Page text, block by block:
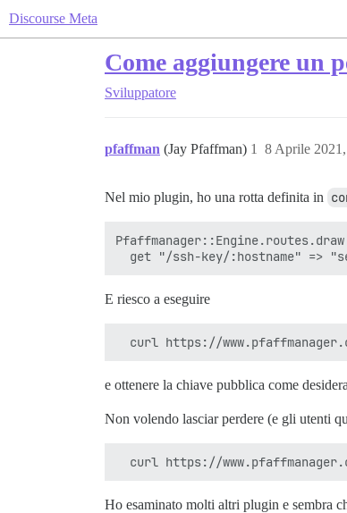
Discourse Meta
Come aggiungere un
Sviluppatore
pfaffman (Jay Pfaffman) 8 Aprile
1
Nel mio plugin, ho una rotta definita in
E riesco a eseguire
e ottenere la chiave pubblica come
Non volendo lasciar perdere (e gli utenti
Ho esaminato molti altri plugin e sembra